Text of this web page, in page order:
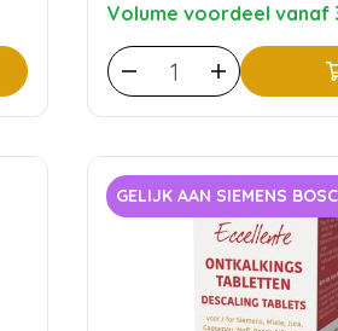
Volume voordeel vanaf
GELIJK AAN SIEMENS